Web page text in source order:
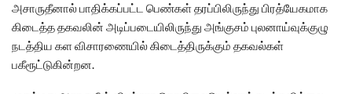
அசாருதீனால் பாதிக்கப்பட்ட பெண்கள் தரப்பிலிருந்து பிரத்யேகமாக
கிடைத்த தகவலின் அடிப்படையிலிருந்து அங்குசம் புலனாய்வுக்குழு
நடத்திய கள விசாரணையில் கிடைத்திருக்கும் தகவல்கள்
பகீரூட்டுகின்றன.